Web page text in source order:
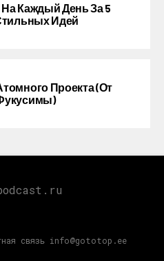
Каждый День За 5
Идей
Проекта (от
связь info@gototop.ee